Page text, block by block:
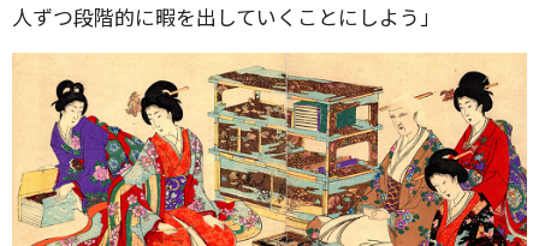
人ずつ段階的に暇を出していくことにしよう」